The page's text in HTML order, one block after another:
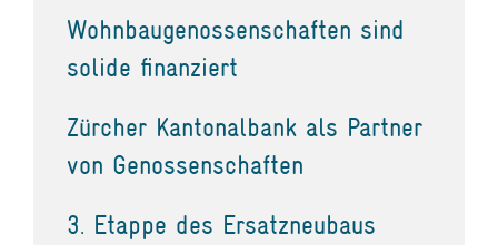
Wohnbaugenossenschaften sind
solide finanziert
Zürcher Kantonalbank als Partner
von Genossenschaften
3. Etappe des Ersatzneubaus